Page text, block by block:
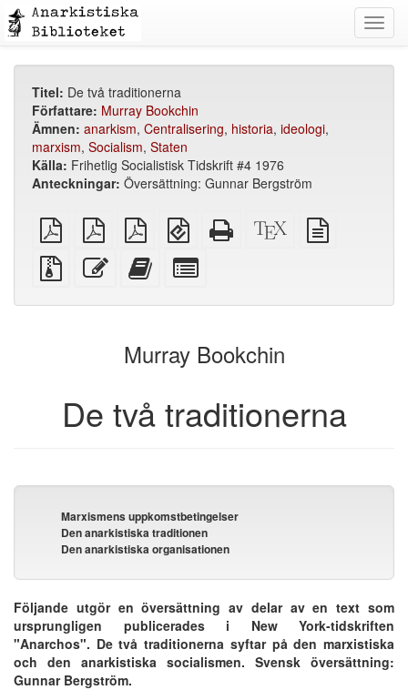
Titel: De två traditionerna
Författare: Murray Bookchin
Ämnen: anarkism, Centralisering, historia, ideologi,
marxism, Socialism, Staten
Källa: Frihetlig Socialistisk Tidskrift #4 1976
Anteckningar: Översättning: Gunnar Bergström
plain
PDF
A4
imposed
PDF
Letter
imposed
PDF
EPUB
(för
mobila
enheter)
Fristående
HTML
XeLaTeX
källa
Källfiler
med
Redigera
denna
Lägg
text
bokskaparen
for
bookbuilder
Murray Bookchin
De två traditionerna
Marxismens uppkomstbetingelser
Den anarkistiska traditionen
Den anarkistiska organisationen
Följande utgör en översättning av delar av en text som
ursprungligen publicerades i New York-tidskriften
"Anarchos". De två traditionerna syftar på den marxistiska
och den anarkistiska socialismen. Svensk översättning:
Gunnar Bergström.